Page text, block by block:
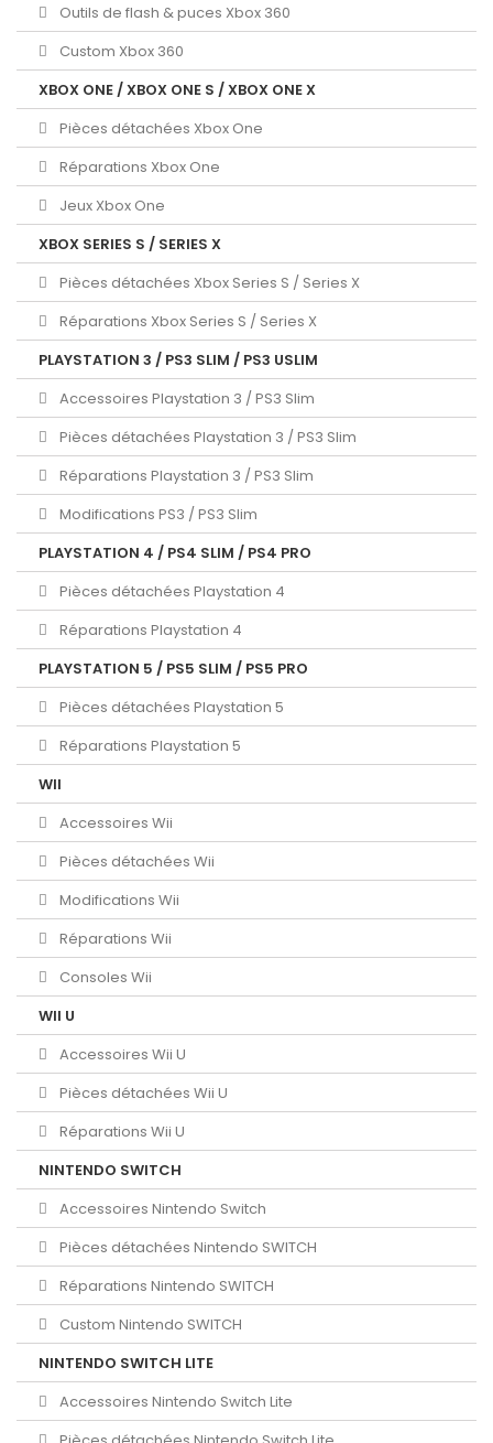
Outils de flash & puces Xbox 360
Custom Xbox 360
XBOX ONE / XBOX ONE S / XBOX ONE X
Pièces détachées Xbox One
Réparations Xbox One
Jeux Xbox One
XBOX SERIES S / SERIES X
Pièces détachées Xbox Series S / Series X
Réparations Xbox Series S / Series X
PLAYSTATION 3 / PS3 SLIM / PS3 USLIM
Accessoires Playstation 3 / PS3 Slim
Pièces détachées Playstation 3 / PS3 Slim
Réparations Playstation 3 / PS3 Slim
Modifications PS3 / PS3 Slim
PLAYSTATION 4 / PS4 SLIM / PS4 PRO
Pièces détachées Playstation 4
Réparations Playstation 4
PLAYSTATION 5 / PS5 SLIM / PS5 PRO
Pièces détachées Playstation 5
Réparations Playstation 5
WII
Accessoires Wii
Pièces détachées Wii
Modifications Wii
Réparations Wii
Consoles Wii
WII U
Accessoires Wii U
Pièces détachées Wii U
Réparations Wii U
NINTENDO SWITCH
Accessoires Nintendo Switch
Pièces détachées Nintendo SWITCH
Réparations Nintendo SWITCH
Custom Nintendo SWITCH
NINTENDO SWITCH LITE
Accessoires Nintendo Switch Lite